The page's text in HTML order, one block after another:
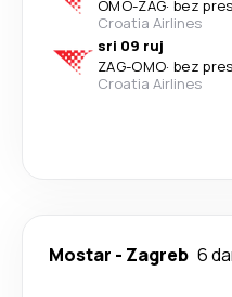
OMO-ZAG· bez
Croatia Airlines
sri 09 ruj
ZAG-OMO· bez
Croatia Airlines
Mostar - Zagreb 6